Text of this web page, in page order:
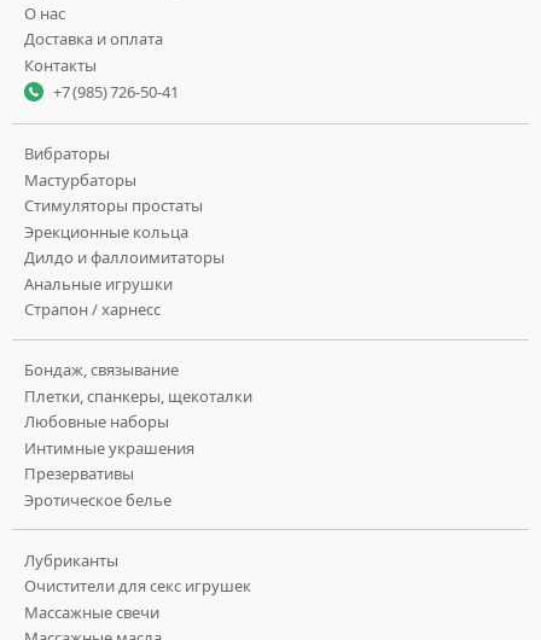
О нас
Доставка и оплата
Контакты
+7 (985) 726-50-41
Вибраторы
Мастурбаторы
Стимуляторы простаты
Эрекционные кольца
Дилдо и фаллоимитаторы
Анальные игрушки
Страпон / харнесс
Бондаж, связывание
Плетки, спанкеры, щекоталки
Любовные наборы
Интимные украшения
Презервативы
Эротическое белье
Лубриканты
Очистители для секс игрушек
Массажные свечи